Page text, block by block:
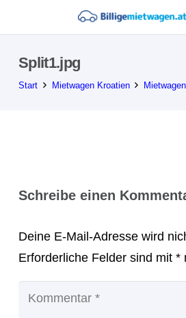
Split1.jpg
Start Mietwagen Kroatien
Schreibe einen
Deine E-Mail-Adresse wird
Erforderliche Felder sind mit *